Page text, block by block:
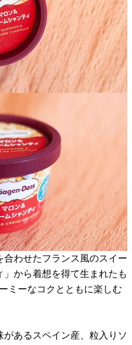
わせたフランス風のスイー
から着想を得て生まれたも
ミーなコクとともに楽しむ
あるスペイン産、粒入りソ